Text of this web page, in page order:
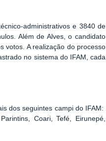
administrativos e 3840 de
Além de Alves, o candidato
votos. A realização do processo
no sistema do IFAM, cada
dos seguintes campi do IFAM:
Coari, Tefé, Eirunepé,